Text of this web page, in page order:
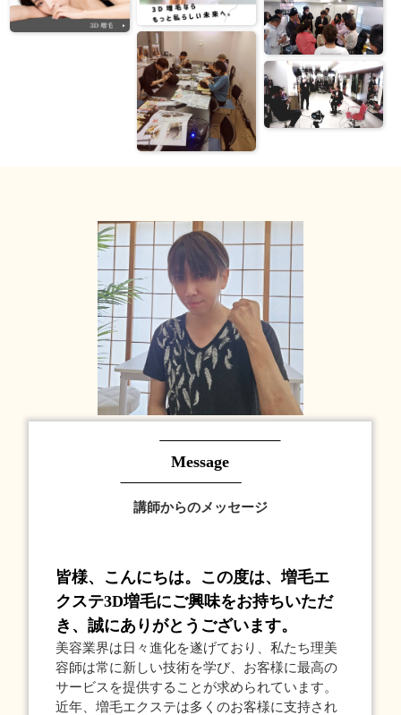
Message
講師からのメッセージ
皆様、こんにちは。この度は、増毛エ
クステ3D増毛にご興味をお持ちいただ
き、誠にありがとうございます。
美容業界は日々進化を遂げており、私たち理美
容師は常に新しい技術を学び、お客様に最高の
サービスを提供することが求められています。
近年、増毛エクステは多くのお客様に支持され